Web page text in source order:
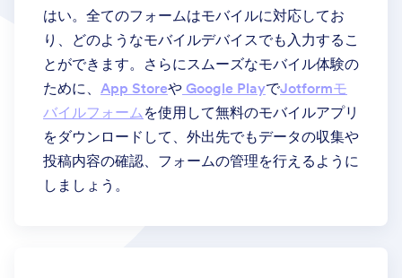
はい。全てのフォームはモバイルに対応してお
り、どのようなモバイルデバイスでも入力するこ
とができます。さらにスムーズなモバイル体験の
ために、 App Storeや Google PlayでJotformモ
バイルフォームを使用して無料のモバイルアプリ
をダウンロードして、外出先でもデータの収集や
投稿内容の確認、フォームの管理を行えるように
しましょう。